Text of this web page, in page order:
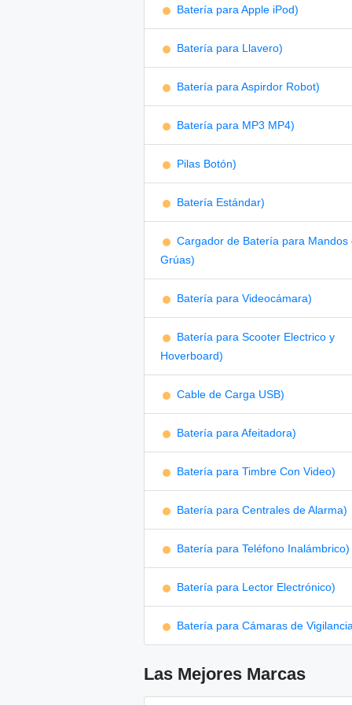
Batería para Apple iPod)
Batería para Llavero)
Batería para Aspirdor Robot)
Batería para MP3 MP4)
Pilas Botón)
Batería Estándar)
Cargador de Batería para Mandos
Grúas)
Batería para Videocámara)
Batería para Scooter Electrico y
Hoverboard)
Cable de Carga USB)
Batería para Afeitadora)
Batería para Timbre Con Video)
Batería para Centrales de Alarma)
Batería para Teléfono Inalámbrico)
Batería para Lector Electrónico)
Batería para Cámaras de
Las Mejores Marcas